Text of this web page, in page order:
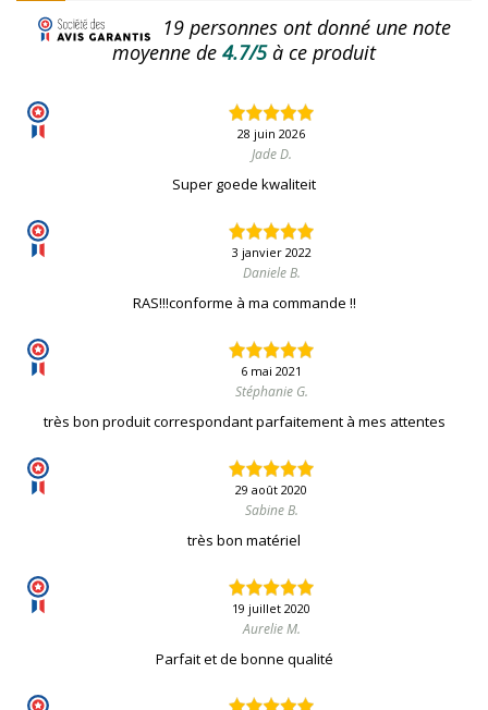
19personnes ont donné une note
moyenne de 4.7/5à ce produit
28 juin 2026
Jade D.
Super goede kwaliteit
3 janvier 2022
Daniele B.
RAS!!!conforme à ma commande !!
6 mai 2021
Stéphanie G.
très bon produit correspondant parfaitement à mes attentes
29 août 2020
Sabine B.
très bon matériel
19 juillet 2020
Aurelie M.
Parfait et de bonne qualité